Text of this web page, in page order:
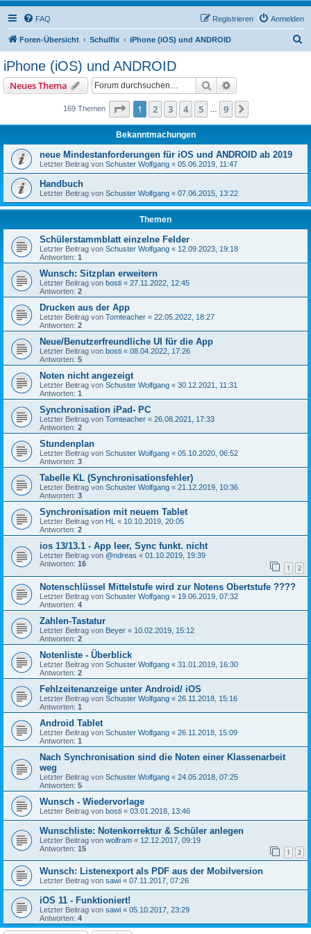
FAQ Anmelden
Registrieren
Foren-Übersicht Schulfix iPhone (iOS) und ANDROID
iPhone (iOS) und ANDROID
Neues Thema Suche
169 Themen Seite 1von
1 2 3 4 5 9
Bekanntmachungen
neue Mindestanforderungen für iOS und ANDROID ab 2019
Letzter Beitrag von Schuster Wolfgang « 05.06.2019, 11:47
Handbuch
Letzter Beitrag von Schuster Wolfgang « 07.06.2015, 13:22
Themen
Schülerstammblatt einzelne Felder
Letzter Beitrag von Schuster Wolfgang « 12.09.2023, 19:18
Antworten: 1
Wunsch: Sitzplan erweitern
Letzter Beitrag von bosti « 27.11.2022, 12:45
Antworten: 2
Drucken aus der App
Letzter Beitrag von Tomteacher « 22.05.2022, 18:27
Antworten: 2
Neue/Benutzerfreundliche UI für die App
Letzter Beitrag von bosti « 08.04.2022, 17:26
Antworten: 5
Noten nicht angezeigt
Letzter Beitrag von Schuster Wolfgang « 30.12.2021, 11:31
Antworten: 1
Synchronisation iPad- PC
Letzter Beitrag von Tomteacher « 26.08.2021, 17:33
Antworten: 2
Stundenplan
Letzter Beitrag von Schuster Wolfgang « 05.10.2020, 06:52
Antworten: 3
Tabelle KL (Synchronisationsfehler)
Letzter Beitrag von Schuster Wolfgang « 21.12.2019, 10:36
Antworten: 3
Synchronisation mit neuem Tablet
Letzter Beitrag von HL « 10.10.2019, 20:05
Antworten: 2
ios 13/13.1 - App leer, Sync funkt. nicht
Letzter Beitrag von @ndreas « 01.10.2019, 19:39
Antworten: 16 1 2
Notenschlüssel Mittelstufe wird zur Notens Obertstufe ????
Letzter Beitrag von Schuster Wolfgang « 19.06.2019, 07:32
Antworten: 4
Zahlen-Tastatur
Letzter Beitrag von Beyer « 10.02.2019, 15:12
Antworten: 2
Notenliste - Überblick
Letzter Beitrag von Schuster Wolfgang « 31.01.2019, 16:30
Antworten: 2
Fehlzeitenanzeige unter Android/ iOS
Letzter Beitrag von Schuster Wolfgang « 26.11.2018, 15:16
Antworten: 1
Android Tablet
Letzter Beitrag von Schuster Wolfgang « 26.11.2018, 15:09
Antworten: 1
Nach Synchronisation sind die Noten einer Klassenarbeit
weg
Letzter Beitrag von Schuster Wolfgang « 24.05.2018, 07:25
Antworten: 5
Wunsch - Wiedervorlage
Letzter Beitrag von bosti « 03.01.2018, 13:46
Wunschliste: Notenkorrektur & Schüler anlegen
Letzter Beitrag von wolfram « 12.12.2017, 09:19
Antworten: 15 1 2
Wunsch: Listenexport als PDF aus der Mobilversion
Letzter Beitrag von sawi « 07.11.2017, 07:26
iOS 11 - Funktioniert!
Letzter Beitrag von sawi « 05.10.2017, 23:29
Antworten: 4